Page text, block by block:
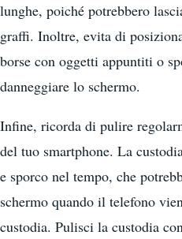
lunghe, poiché potrebbero
graffi. Inoltre, evita di
borse con oggetti appuntiti o
danneggiare lo schermo.
Infine, ricorda di pulire
del tuo smartphone. La
e sporco nel tempo, che
schermo quando il telefono
custodia. Pulisci la custodia